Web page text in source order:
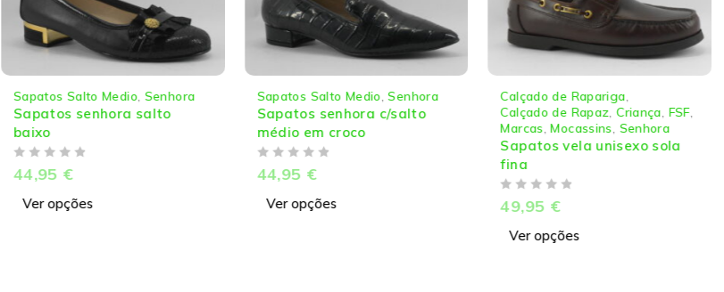
Sapatos Salto Medio Senhora
Sapatos senhora salto
baixo
44,95 €
Ver opções
Sapatos Salto Medio ,Senhora
Sapatos senhora c/salto
médio em croco
44,95 €
Ver opções
Calçado de Rapariga
Calçado de Rapaz ,Criança FSF,
Marcas ,Mocassins Senhora
Sapatos vela unisexo sola
fina
49,95 €
Ver opções